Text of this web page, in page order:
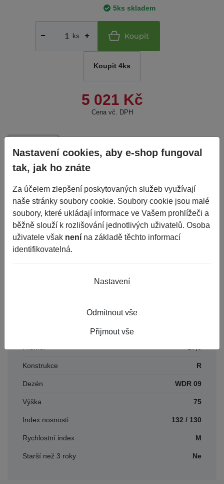
5ks skladem
ks Koupit
Koupit 4ks
5 021 Kč
Cena vč. DPH
dnů
je skladem.
Výrobce WINDPOWER
EAN 4040658060960
Konstrukce R
Dezén WDR 09
Výška 75
Index nosnosti 132 / 130
Rychlostní index M
Starší než 3 roky Ne
Nastavení cookies, aby e-shop fungoval
tak, jak ho znáte
Za účelem zlepšení poskytovaných služeb využívají
naše stránky soubory cookie. Soubory cookie jsou malé
soubory, které ukládají informace ve Vašem prohlížeči a
běžně slouží k rozlišování jednotlivých uživatelů. Osoba
uživatele však není na základě těchto informací
identifikovatelná.
Nastavení
Odmítnout vše
Přijmout vše